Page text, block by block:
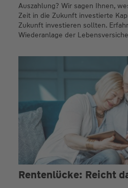
Auszahlung? Wir sagen Ihnen,
Zeit in die Zukunft investierte
Zukunft investieren sollten.
Wiederanlage der
Rentenlücke: Reicht